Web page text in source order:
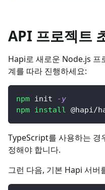
API 프로젝트
Hapi로 새로운 Node.js 프
계를 따라 진행하세요:
npm init
-y
npm install @hapi/
TypeScript를 사용하는 경
정해야 합니다.
그런 다음, 기본 Hapi 서버